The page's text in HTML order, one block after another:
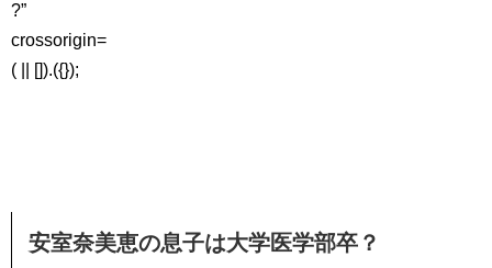
?”
crossorigin=
( || []).({});
安室奈美恵の息子は大学医学部卒？